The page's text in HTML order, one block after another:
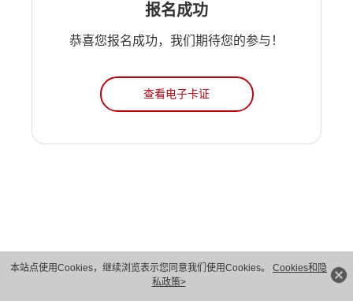
本站点使用Cookies，继续浏览表示您同意我们使用Cookies。 Cookies和隐
私政策>
报名成功
恭喜您报名成功，我们期待您的参与！
查看电子卡证
版权所有 © 华为技术有限公司 1998-2026。 保留一切权利。粤A2-20044005号
隐私保护
法律声明